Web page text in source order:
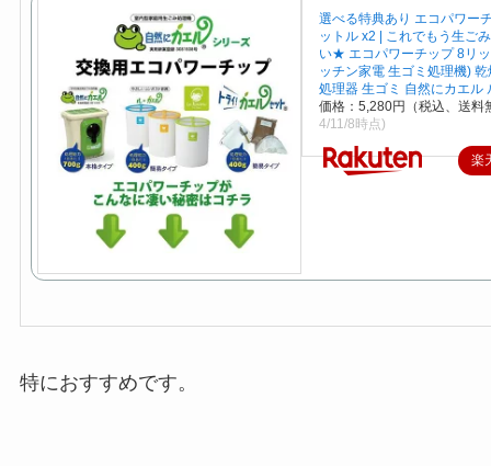
選べる特典あり エコパワー
ットル x2 | これでもう生ご
い★ エコパワーチップ 8リ
ッチン家電 生ゴミ処理機)
処理器 生ゴミ 自然にカエル
価格：5,280円（税込、送料
4/11/8時点)
楽
特におすすめです。